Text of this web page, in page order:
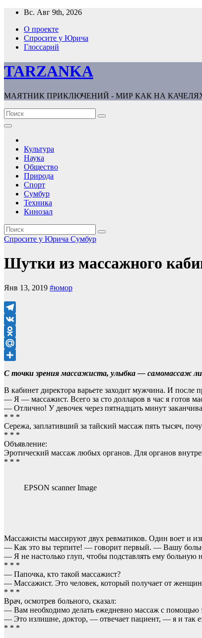
Перейти
содержимому
Вс. Авг 9th, 2026
О проекте
Спросите у Юрича
Глоссарий
TARZANKA
МАЯТНИК ПРИКЛЮЧЕНИЙ - МИР КАК НА
Культура
Наука
Общество
Природа
Спорт
Сумбур
Техника
Кинозал
Спросите у Юрича Сумбур
Шутки из массажного
Янв 13, 2019 #юмор
Telegram
VK
Odnoklassniki
Mail.Ru
С точки зрения массажиста, улыбка — самомассаж
В кабинет директора варьете заходит мужчина. И после
— Я — массажист. Всего за сто долларов в час я готов
— Отлично! У девочек через пятнадцать минут
* * *
Сережа, заплативший за тайский массаж пять тысяч,
* * *
Объявление:
Эротический массаж любых органов. Для органов
* * *
EPSON scanner Image
Массажисты массируют двух ревматиков. Один воет и
— Как это вы терпите! — говорит первый. — Вашу
— Я не настолько глуп, чтобы подставлять ему больную
* * *
— Папочка, кто такой массажист?
— Массажист. Это человек, который получает от
* * *
Врач, осмотрев больного, сказал:
— Вам необходимо делать ежедневно массаж с помощью
— Это излишне, доктор, — отвечает пациент, — я и так
* * *